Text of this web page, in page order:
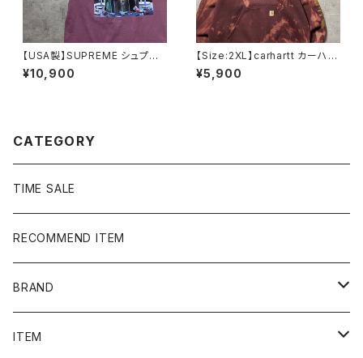
【USA製】SUPREME シュプリ
ーム サイケデリック アートグ
ラフィック プリント パープ
¥10,900
【Size:2XL】carhartt カーハー
ト ルーズフィット ラベルロ
ゴ ワインレッド ボルドー ス
¥5,900
CATEGORY
TIME SALE
RECOMMEND ITEM
BRAND
NIKE
ITEM